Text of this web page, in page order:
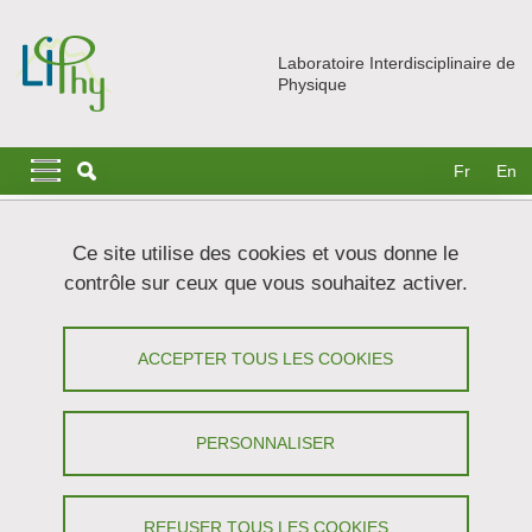
Laboratoire Interdisciplinaire de
Physique
Navigation principale
Navigation principale mobile Fr En
Fil d'Ariane
Actualités Médiation scientifique
Lancement du projet « égalité des
sciences » à l'E2C Isère
Partager sur Facebook
Partager sur LinkedIn
Partager l'URL de cette page
Ce site utilise des cookies et vous donne le
contrôle sur ceux que vous souhaitez activer.
ACCEPTER TOUS LES COOKIES
REFUSER TOUS LES COOKIES
PERSONNALISER